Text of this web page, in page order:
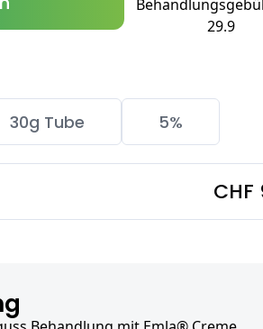
29.9
30g Tube 5%
CHF